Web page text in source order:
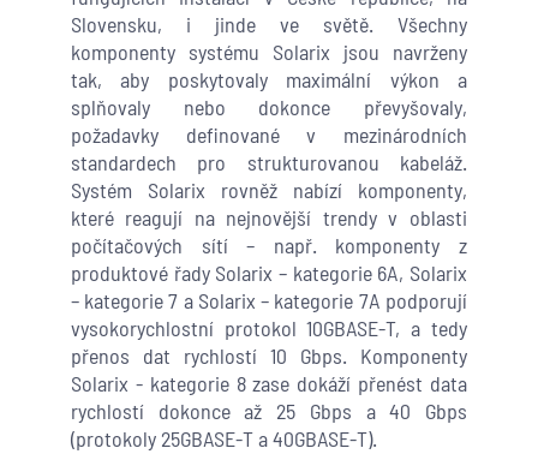
Slovensku, i jinde ve světě. Všechny
komponenty systému Solarix jsou navrženy
tak, aby poskytovaly maximální výkon a
splňovaly nebo dokonce převyšovaly,
požadavky definované v mezinárodních
standardech pro strukturovanou kabeláž.
Systém Solarix rovněž nabízí komponenty,
které reagují na nejnovější trendy v oblasti
počítačových sítí – např. komponenty z
produktové řady Solarix – kategorie 6A, Solarix
– kategorie 7 a Solarix – kategorie 7A podporují
vysokorychlostní protokol 10GBASE-T, a tedy
přenos dat rychlostí 10 Gbps. Komponenty
Solarix - kategorie 8 zase dokáží přenést data
rychlostí dokonce až 25 Gbps a 40 Gbps
(protokoly 25GBASE-T a 40GBASE-T).